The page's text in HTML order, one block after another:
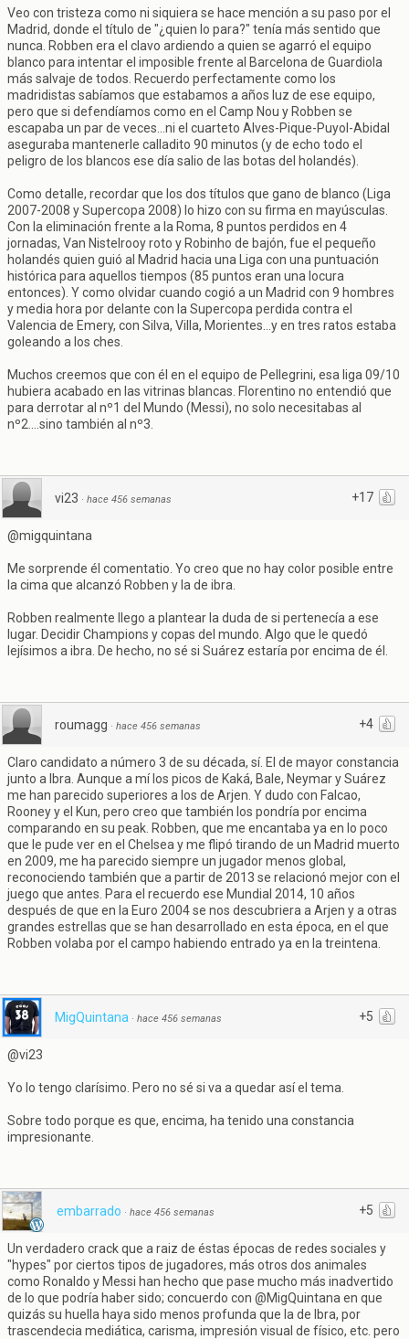
Veo con tristeza como ni siquiera se hace mención a su paso por el
Madrid, donde el título de "¿quien lo para?" tenía más sentido que
nunca. Robben era el clavo ardiendo a quien se agarró el equipo
blanco para intentar el imposible frente al Barcelona de Guardiola
más salvaje de todos. Recuerdo perfectamente como los
madridistas sabíamos que estabamos a años luz de ese equipo,
pero que si defendíamos como en el Camp Nou y Robben se
escapaba un par de veces...ni el cuarteto Alves-Pique-Puyol-Abidal
aseguraba mantenerle calladito 90 minutos (y de echo todo el
peligro de los blancos ese día salio de las botas del holandés).
Como detalle, recordar que los dos títulos que gano de blanco (Liga
2007-2008 y Supercopa 2008) lo hizo con su firma en mayúsculas.
Con la eliminación frente a la Roma, 8 puntos perdidos en 4
jornadas, Van Nistelrooy roto y Robinho de bajón, fue el pequeño
holandés quien guió al Madrid hacia una Liga con una puntuación
histórica para aquellos tiempos (85 puntos eran una locura
entonces). Y como olvidar cuando cogió a un Madrid con 9 hombres
y media hora por delante con la Supercopa perdida contra el
Valencia de Emery, con Silva, Villa, Morientes...y en tres ratos estaba
goleando a los ches.
Muchos creemos que con él en el equipo de Pellegrini, esa liga 09/10
hubiera acabado en las vitrinas blancas. Florentino no entendió que
para derrotar al nº1 del Mundo (Messi), no solo necesitabas al
nº2....sino también al nº3.
+17
vi23 · hace 456 semanas
@migquintana
Me sorprende él comentatio. Yo creo que no hay color posible entre
la cima que alcanzó Robben y la de ibra.
Robben realmente llego a plantear la duda de si pertenecía a ese
lugar. Decidir Champions y copas del mundo. Algo que le quedó
lejísimos a ibra. De hecho, no sé si Suárez estaría por encima de él.
+4
roumagg · hace 456 semanas
Claro candidato a número 3 de su década, sí. El de mayor constancia
junto a Ibra. Aunque a mí los picos de Kaká, Bale, Neymar y Suárez
me han parecido superiores a los de Arjen. Y dudo con Falcao,
Rooney y el Kun, pero creo que también los pondría por encima
comparando en su peak. Robben, que me encantaba ya en lo poco
que le pude ver en el Chelsea y me flipó tirando de un Madrid muerto
en 2009, me ha parecido siempre un jugador menos global,
reconociendo también que a partir de 2013 se relacionó mejor con el
juego que antes. Para el recuerdo ese Mundial 2014, 10 años
después de que en la Euro 2004 se nos descubriera a Arjen y a otras
grandes estrellas que se han desarrollado en esta época, en el que
Robben volaba por el campo habiendo entrado ya en la treintena.
+5
MigQuintana · hace 456 semanas
@vi23
Yo lo tengo clarísimo. Pero no sé si va a quedar así el tema.
Sobre todo porque es que, encima, ha tenido una constancia
impresionante.
+5
embarrado · hace 456 semanas
Un verdadero crack que a raiz de éstas épocas de redes sociales y
"hypes" por ciertos tipos de jugadores, más otros dos animales
como Ronaldo y Messi han hecho que pase mucho más inadvertido
de lo que podría haber sido; concuerdo con @MigQuintana en que
quizás su huella haya sido menos profunda que la de Ibra, por
trascendecia mediática, carisma, impresión visual de físico, etc. pero